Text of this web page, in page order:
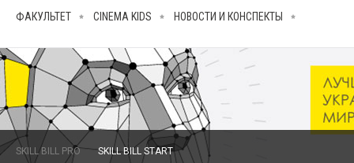
ФАКУЛЬТЕТ CINEMA KIDS НОВОСТИ И КОНСПЕКТЫ
SKILL BILL PRO
SKILL BILL START